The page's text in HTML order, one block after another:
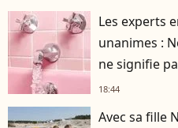
Les experts
unanimes :
ne signifie
18:44
Avec sa fille